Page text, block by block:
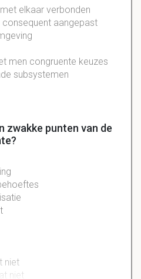
elkaar verbonden
aangepast
men congruente keuzes
subsystemen
zwakke punten van de
niet
niet